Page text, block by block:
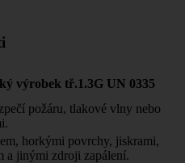
výrobek tř.1.3G UN 0335
požáru, tlakové vlny nebo
horkými povrchy, jiskrami,
a jinými zdroji zapálení.